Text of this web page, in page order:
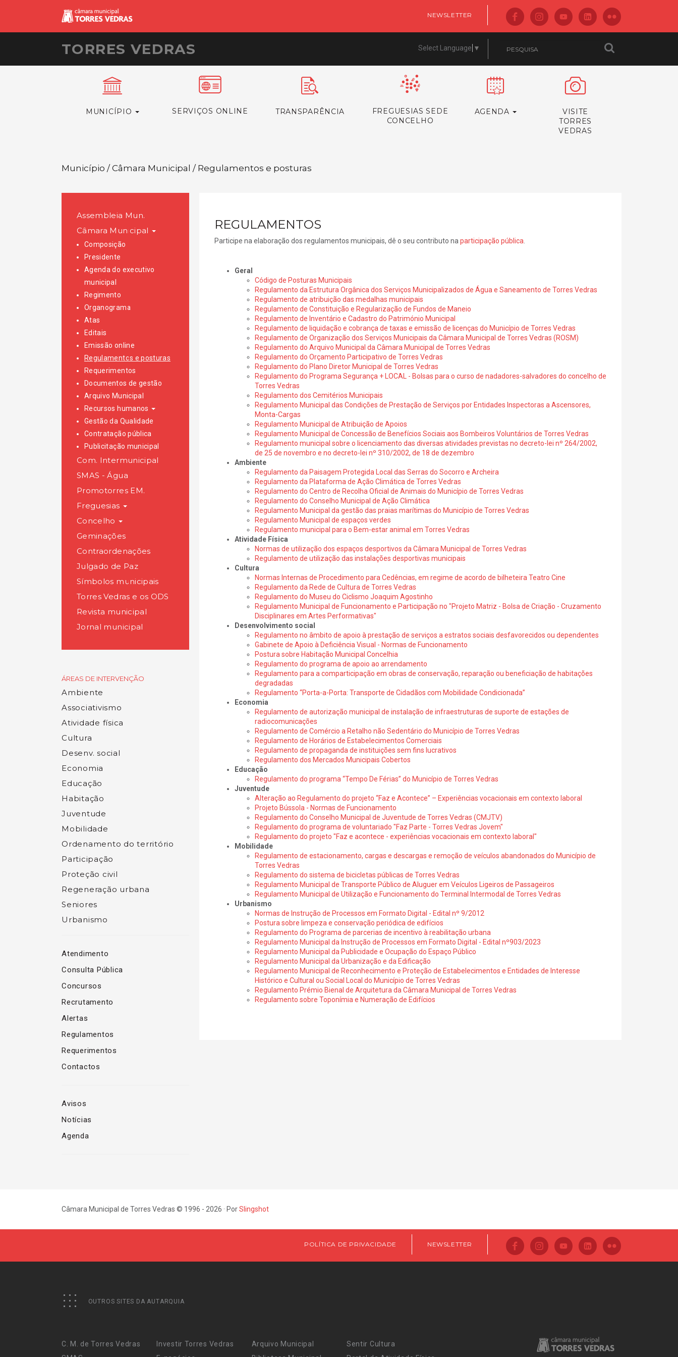
NEWSLETTER
TORRES VEDRAS Select Language ▼
MUNICÍPIO SERVIÇOS ONLINE TRANSPARÊNCIA
FREGUESIAS SEDE
CONCELHO
AGENDA
VISITE
TORRES
VEDRAS
Município / Câmara Municipal / Regulamentos e posturas
Assembleia Mun.
Câmara Municipal
Composição
Presidente
Agenda do executivo
municipal
Regimento
Organograma
Atas
Editais
Emissão online
Regulamentos e posturas
Requerimentos
Documentos de gestão
Arquivo Municipal
Recursos humanos
Gestão da Qualidade
Contratação pública
Publicitação municipal
Com. Intermunicipal
SMAS - Água
Promotorres EM.
Freguesias
Concelho
Geminações
Contraordenações
Julgado de Paz
Símbolos municipais
Torres Vedras e os ODS
Revista municipal
Jornal municipal
ÁREAS DE INTERVENÇÃO
Ambiente
Associativismo
Atividade física
Cultura
Desenv. social
Economia
Educação
Habitação
Juventude
Mobilidade
Ordenamento do território
Participação
Proteção civil
Regeneração urbana
Seniores
Urbanismo
Atendimento
Consulta Pública
Concursos
Recrutamento
Alertas
Regulamentos
Requerimentos
Contactos
Avisos
Notícias
Agenda
REGULAMENTOS
Participe na elaboração dos regulamentos municipais, dê o seu contributo na participação pública
Geral
Código de Posturas Municipais
Regulamento da Estrutura Orgânica dos Serviços Municipalizados de Água e Saneamento de Torres Vedras
Regulamento de atribuição das medalhas municipais
Regulamento de Constituição e Regularização de Fundos de Maneio
Regulamento de Inventário e Cadastro do Património Municipal
Regulamento de liquidação e cobrança de taxas e emissão de licenças do Município de Torres Vedras
Regulamento de Organização dos Serviços Municipais da Câmara Municipal de Torres Vedras (ROSM)
Regulamento do Arquivo Municipal da Câmara Municipal de Torres Vedras
Regulamento do Orçamento Participativo de Torres Vedras
Regulamento do Plano Diretor Municipal de Torres Vedras
Regulamento do Programa Segurança + LOCAL - Bolsas para o curso de nadadores-salvadores do concelho de
Torres Vedras
Regulamento dos Cemitérios Municipais
Regulamento Municipal das Condições de Prestação de Serviços por Entidades Inspectoras a Ascensores,
Monta-Cargas
Regulamento Municipal de Atribuição de Apoios
Regulamento Municipal de Concessão de Benefícios Sociais aos Bombeiros Voluntários de Torres Vedras
Regulamento municipal sobre o licenciamento das diversas atividades previstas no decreto-lei nº 264/2002,
de 25 de novembro e no decreto-lei nº 310/2002, de 18 de dezembro
Ambiente
Regulamento da Paisagem Protegida Local das Serras do Socorro e Archeira
Regulamento da Plataforma de Ação Climática de Torres Vedras
Regulamento do Centro de Recolha Oficial de Animais do Município de Torres Vedras
Regulamento do Conselho Municipal de Ação Climática
Regulamento Municipal da gestão das praias marítimas do Município de Torres Vedras
Regulamento Municipal de espaços verdes
Regulamento municipal para o Bem-estar animal em Torres Vedras
Atividade Física
Normas de utilização dos espaços desportivos da Câmara Municipal de Torres Vedras
Regulamento de utilização das instalações desportivas municipais
Cultura
Normas Internas de Procedimento para Cedências, em regime de acordo de bilheteira Teatro Cine
Regulamento da Rede de Cultura de Torres Vedras
Regulamento do Museu do Ciclismo Joaquim Agostinho
Regulamento Municipal de Funcionamento e Participação no "Projeto Matriz - Bolsa de Criação - Cruzamento
Disciplinares em Artes Performativas"
Desenvolvimento social
Regulamento no âmbito de apoio à prestação de serviços a estratos sociais desfavorecidos ou dependentes
Gabinete de Apoio à Deficiência Visual - Normas de Funcionamento
Postura sobre Habitação Municipal Concelhia
Regulamento do programa de apoio ao arrendamento
Regulamento para a comparticipação em obras de conservação, reparação ou beneficiação de habitações
degradadas
Regulamento “Porta-a-Porta: Transporte de Cidadãos com Mobilidade Condicionada”
Economia
Regulamento de autorização municipal de instalação de infraestruturas de suporte de estações de
radiocomunicações
Regulamento de Comércio a Retalho não Sedentário do Município de Torres Vedras
Regulamento de Horários de Estabelecimentos Comerciais
Regulamento de propaganda de instituições sem fins lucrativos
Regulamento dos Mercados Municipais Cobertos
Educação
Regulamento do programa “Tempo De Férias” do Município de Torres Vedras
Juventude
Alteração ao Regulamento do projeto “Faz e Acontece” – Experiências vocacionais em contexto laboral
Projeto Bússola - Normas de Funcionamento
Regulamento do Conselho Municipal de Juventude de Torres Vedras (CMJTV)
Regulamento do programa de voluntariado "Faz Parte - Torres Vedras Jovem"
Regulamento do projeto "Faz e acontece - experiências vocacionais em contexto laboral"
Mobilidade
Regulamento de estacionamento, cargas e descargas e remoção de veículos abandonados do Município de
Torres Vedras
Regulamento do sistema de bicicletas públicas de Torres Vedras
Regulamento Municipal de Transporte Público de Aluguer em Veículos Ligeiros de Passageiros
Regulamento Municipal de Utilização e Funcionamento do Terminal Intermodal de Torres Vedras
Urbanismo
Normas de Instrução de Processos em Formato Digital - Edital nº 9/2012
Postura sobre limpeza e conservação periódica de edifícios
Regulamento do Programa de parcerias de incentivo à reabilitação urbana
Regulamento Municipal da Instrução de Processos em Formato Digital - Edital nº903/2023
Regulamento Municipal da Publicidade e Ocupação do Espaço Público
Regulamento Municipal da Urbanização e da Edificação
Regulamento Municipal de Reconhecimento e Proteção de Estabelecimentos e Entidades de Interesse
Histórico e Cultural ou Social Local do Município de Torres Vedras
Regulamento Prémio Bienal de Arquitetura da Câmara Municipal de Torres Vedras
Regulamento sobre Toponímia e Numeração de Edifícios
Câmara Municipal de Torres Vedras © 1996 - 2026 · PorSlingshot
POLÍTICA DE PRIVACIDADE NEWSLETTER
OUTROS SITES DA AUTARQUIA
C. M. de Torres Vedras
Investir Torres Vedras
Arquivo Municipal
Sentir Cultura